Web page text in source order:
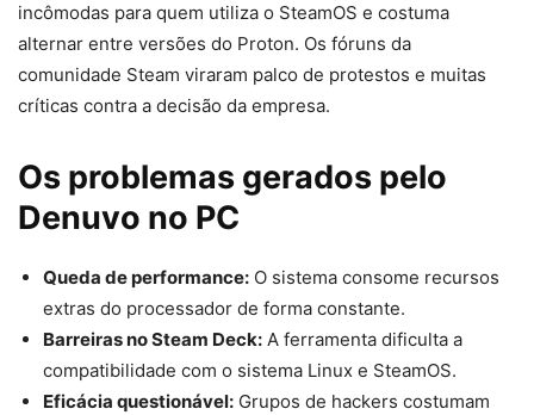
incômodas para quem utiliza o SteamOS e costuma
alternar entre versões do Proton. Os fóruns da
comunidade Steam viraram palco de protestos e muitas
críticas contra a decisão da empresa.
Os problemas gerados pelo
Denuvo no PC
Queda de performance: O sistema consome recursos
extras do processador de forma constante.
Barreiras no Steam Deck: A ferramenta dificulta a
compatibilidade com o sistema Linux e SteamOS.
Eficácia questionável: Grupos de hackers costumam